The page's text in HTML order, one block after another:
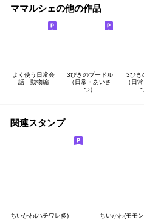
ママルシェの他の作品
よく使う日常会
話 動物編
3びきのプードル
（日常・あいさ
つ）
3ひき
（日
関連スタンプ
ちいかわ(ハチワレ多) ちいかわ(モモ